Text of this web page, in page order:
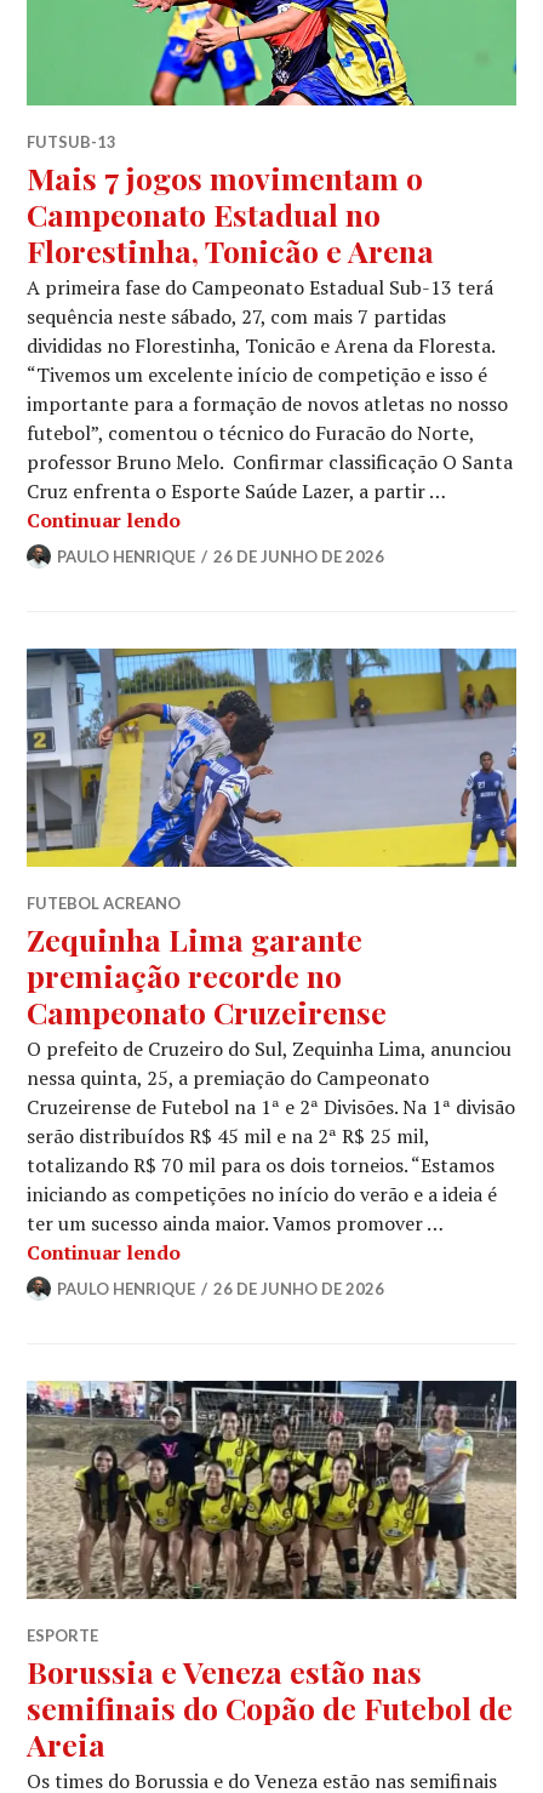
FUTSUB-13
Mais 7 jogos movimentam o
Campeonato Estadual no
Florestinha, Tonicão e Arena
A primeira fase do Campeonato Estadual Sub-13 terá
sequência neste sábado, 27, com mais 7 partidas
divididas no Florestinha, Tonicão e Arena da Floresta.
“Tivemos um excelente início de competição e isso é
importante para a formação de novos atletas no nosso
futebol”, comentou o técnico do Furacão do Norte,
professor Bruno Melo. Confirmar classificação O Santa
Cruz enfrenta o Esporte Saúde Lazer, a partir …
Continuar lendo
PAULO HENRIQUE 26 DE JUNHO DE 2026
FUTEBOL ACREANO
Zequinha Lima garante
premiação recorde no
Campeonato Cruzeirense
O prefeito de Cruzeiro do Sul, Zequinha Lima, anunciou
nessa quinta, 25, a premiação do Campeonato
Cruzeirense de Futebol na 1ª e 2ª Divisões. Na 1ª divisão
serão distribuídos R$ 45 mil e na 2ª R$ 25 mil,
totalizando R$ 70 mil para os dois torneios. “Estamos
iniciando as competições no início do verão e a ideia é
ter um sucesso ainda maior. Vamos promover …
Continuar lendo
PAULO HENRIQUE 26 DE JUNHO DE 2026
ESPORTE
Borussia e Veneza estão nas
semifinais do Copão de Futebol de
Areia
Os times do Borussia e do Veneza estão nas semifinais